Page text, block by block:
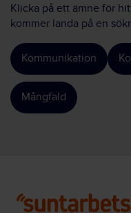
Klicka på ett ämne för
kommer landa på en
Kommunikation
Mångfald